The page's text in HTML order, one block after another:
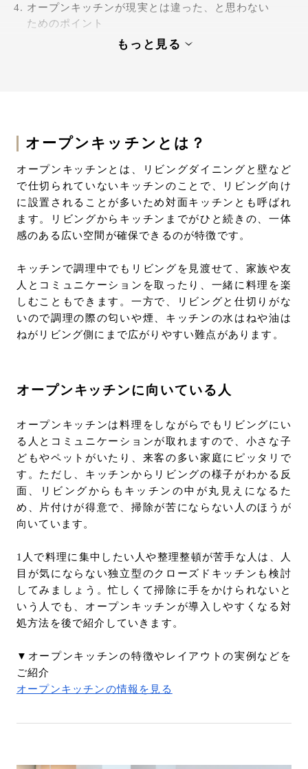
オープンキッチンが現実とは違った、と思わない
ためのポイント
もっと見る
オープンキッチンとは？
オープンキッチンとは、リビングダイニングと壁など
で仕切られていないキッチンのことで、リビング向け
に設置されることが多いため対面キッチンとも呼ばれ
ます。リビングからキッチンまでがひと続きの、一体
感のある広い空間が確保できるのが特徴です。
キッチンで調理中でもリビングを見渡せて、家族や友
人とコミュニケーションを取ったり、一緒に料理を楽
しむこともできます。一方で、リビングと仕切りがな
いので調理の際の匂いや煙、キッチンの水はねや油は
ねがリビング側にまで広がりやすい難点があります。
オープンキッチンに向いている人
オープンキッチンは料理をしながらでもリビングにい
る人とコミュニケーションが取れますので、小さな子
どもやペットがいたり、来客の多い家庭にピッタリで
す。ただし、キッチンからリビングの様子がわかる反
面、リビングからもキッチンの中が丸見えになるた
め、片付けが得意で、掃除が苦にならない人のほうが
向いています。
1人で料理に集中したい人や整理整頓が苦手な人は、人
目が気にならない独立型のクローズドキッチンも検討
してみましょう。忙しくて掃除に手をかけられないと
いう人でも、オープンキッチンが導入しやすくなる対
処方法を後で紹介していきます。
▼オープンキッチンの特徴やレイアウトの実例などを
ご紹介
オープンキッチンの情報を見る